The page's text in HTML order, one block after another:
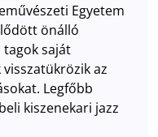
Egyetem
önálló
saját
az
Legfőbb
kiszenekari jazz